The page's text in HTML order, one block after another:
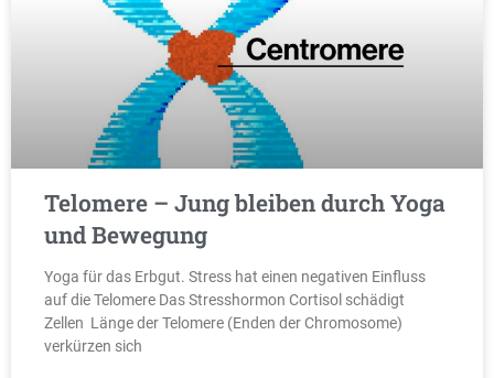
Telomere – Jung bleiben durch Yoga
und Bewegung
Yoga für das Erbgut. Stress hat einen negativen Einfluss
auf die Telomere Das Stresshormon Cortisol schädigt
Zellen Länge der Telomere (Enden der Chromosome)
verkürzen sich